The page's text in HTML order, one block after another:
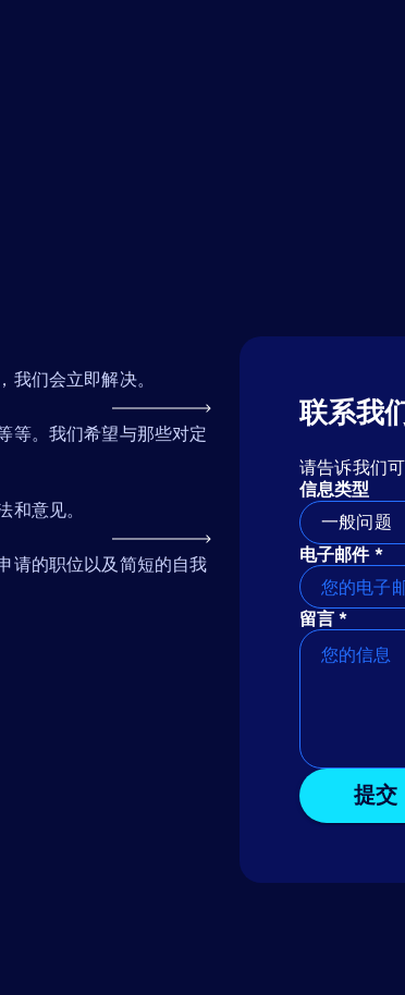
们会立即解决。
等。我们希望与那些对定
意见。
请的职位以及简短的自我
联系我
请告诉我们
信息类型
一般问题
电子邮件 *
留言 *
提交